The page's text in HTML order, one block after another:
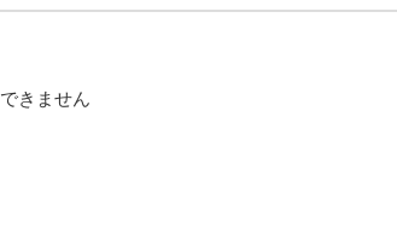
きません